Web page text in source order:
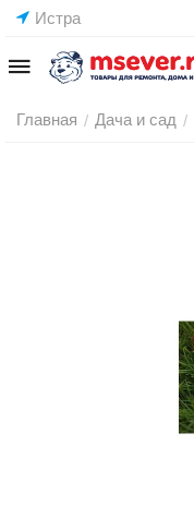
Истра
Главная / Дача и сад /